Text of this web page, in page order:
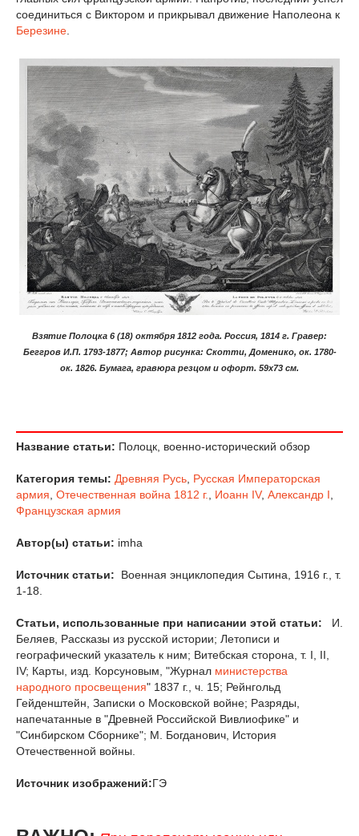
соединиться с Виктором и прикрывал движение Наполеона к
Березине.
Взятие Полоцка 6 (18) октября 1812 года. Россия, 1814 г. Гравер:
Беггров И.П. 1793-1877; Автор рисунка: Скотти, Доменико, ок. 1780-
ок. 1826. Бумага, гравюра резцом и офорт. 59х73 см.
Название статьи: Полоцк, военно-исторический обзор
Категория темы: Древняя Русь Русская Императорская
армия Отечественная война 1812 г. Иоанн IV, Александр I
Французская армия
Автор(ы) статьи: imha
Источник статьи:
Военная энциклопедия Сытина, 1916 г., т.
1-18.
Статьи, использованные при написании этой статьи:
И.
Беляев, Рассказы из русской истории; Летописи и
географический указатель к ним; Витебская сторона, т. I, II,
IV; Карты, изд. Корсуновым, "Журнал министерства
народного просвещения" 1837 г., ч. 15; Рейнгольд
Гейденштейн, Записки о Московской войне; Разряды,
напечатанные в "Древней Российской Вивлиофике" и
"Синбирском Сборнике"; М. Богданович, История
Отечественной войны.
Источник изображений:ГЭ